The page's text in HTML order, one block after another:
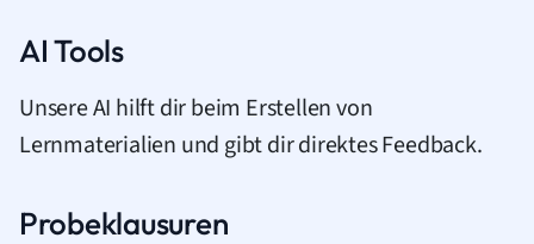
AI Tools
Unsere AI hilft dir beim Erstellen von
Lernmaterialien und gibt dir direktes Feedback.
Probeklausuren